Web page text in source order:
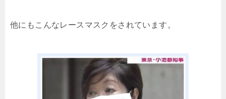
他にもこんなレースマスクをされています。